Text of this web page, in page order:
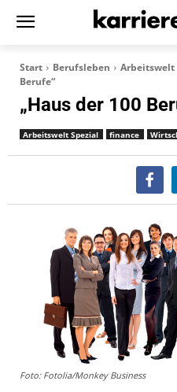
Start Berufsleben Arbeitswelt
Berufe“
„Haus der 100
Arbeitswelt Spezial finance
Foto: Fotolia/Monkey Business